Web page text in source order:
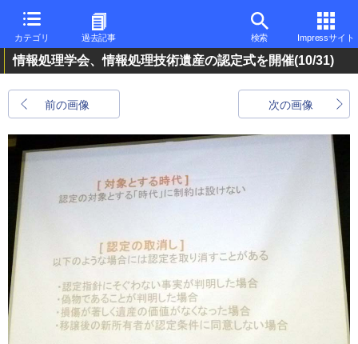
カテゴリ 過去記事 検索 Impressサイト
情報処理学会、情報処理技術遺産の認定式を開催(10/31)
前の画像 次の画像